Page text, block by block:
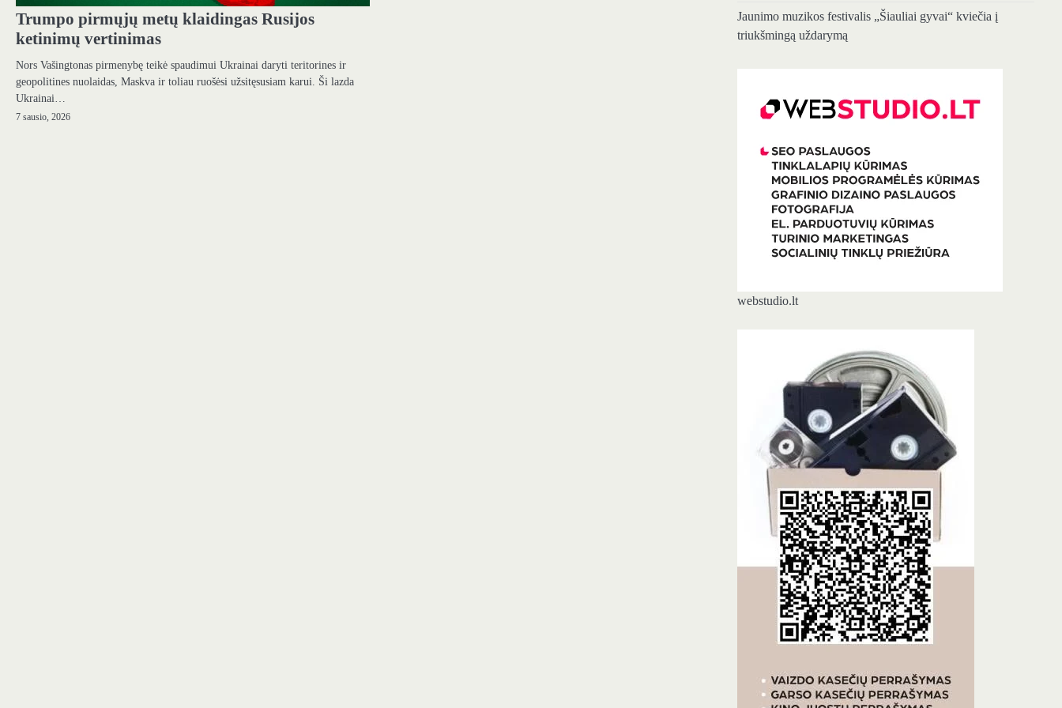
Trumpo pirmųjų metų klaidingas Rusijos
ketinimų vertinimas
Nors Vašingtonas pirmenybę teikė spaudimui Ukrainai daryti teritorines ir
geopolitines nuolaidas, Maskva ir toliau ruošėsi užsitęsusiam karui. Ši lazda
Ukrainai…
7 sausio, 2026
Jaunimo muzikos festivalis „Šiauliai gyvai“ kviečia į
triukšmingą uždarymą
webstudio.lt